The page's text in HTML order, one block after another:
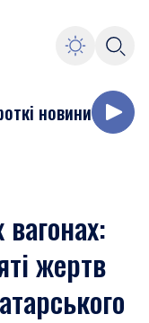
новини
жертв